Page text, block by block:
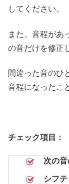
してください。
また、音程があ
の音だけを修正
間違った音のひ
音程になったこ
チェック項目：
次の
シフ